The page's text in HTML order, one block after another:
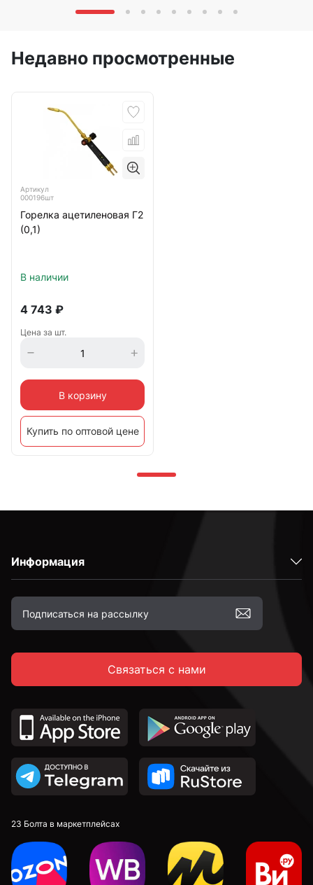
Недавно просмотренные
Артикул
000196шт
Горелка ацетиленовая Г2
(0,1)
В наличии
4 743 ₽
Цена за шт.
В корзину
Купить по оптовой цене
Информация
Связаться с нами
23 Болта в маркетплейсах